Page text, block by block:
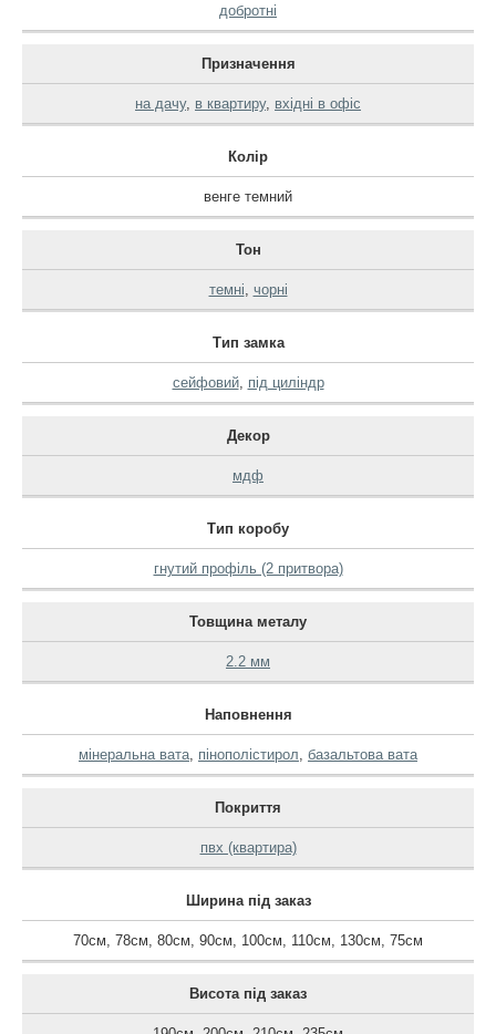
добротні
Призначення
на дачу, в квартиру, вхідні в офіс
Колір
венге темний
Тон
темні чорні
Тип замка
сейфовий, під циліндр
Декор
мдф
Тип коробу
гнутий профіль (2 притвора)
Товщина металу
2.2 мм
Наповнення
мінеральна вата пінополістирол базальтова вата
Покриття
пвх (квартира)
Ширина під заказ
70см 78см 80см 90см 100см 110см 130см 75см
Висота під заказ